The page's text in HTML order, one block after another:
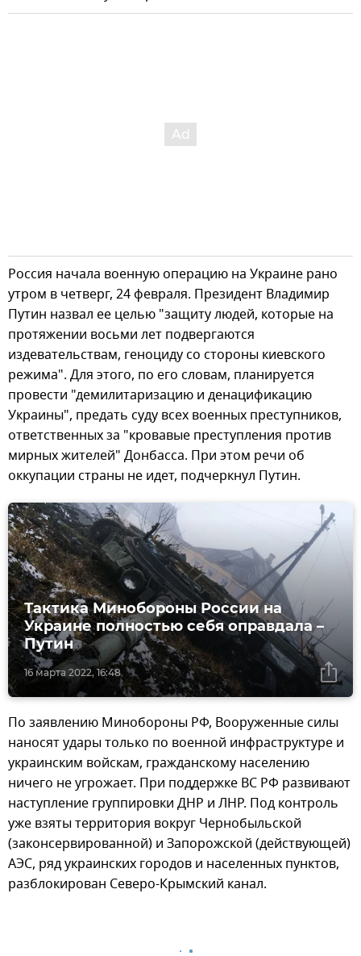
Россия начала военную операцию на Украине рано
утром в четверг, 24 февраля. Президент Владимир
Путин назвал ее целью "защиту людей, которые на
протяжении восьми лет подвергаются
издевательствам, геноциду со стороны киевского
режима". Для этого, по его словам, планируется
провести "демилитаризацию и денацификацию
Украины", предать суду всех военных преступников,
ответственных за "кровавые преступления против
мирных жителей" Донбасса. При этом речи об
оккупации страны не идет, подчеркнул Путин.
16 марта 2022, 16:48
Тактика Минобороны России на
Украине полностью себя оправдала –
Путин
По заявлению Минобороны РФ, Вооруженные силы
наносят удары только по военной инфраструктуре и
украинским войскам, гражданскому населению
ничего не угрожает. При поддержке ВС РФ развивают
наступление группировки ДНР и ЛНР. Под контроль
уже взяты территория вокруг Чернобыльской
(законсервированной) и Запорожской (действующей)
АЭС, ряд украинских городов и населенных пунктов,
разблокирован Северо-Крымский канал.